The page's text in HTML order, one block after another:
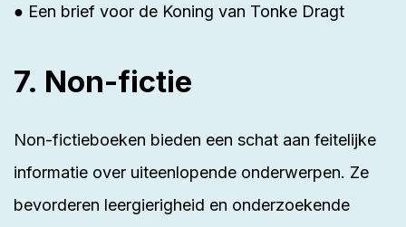
● Een brief voor de Koning van Tonke Dragt
7. Non-fictie
Non-fictieboeken bieden een schat aan feitelijke
informatie over uiteenlopende onderwerpen. Ze
bevorderen leergierigheid en onderzoekende